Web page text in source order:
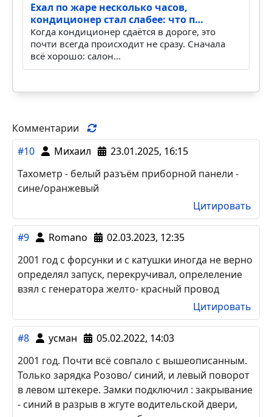
Ехал по жаре несколько часов,
кондиционер стал слабее: что п…
Когда кондиционер сдаётся в дороге, это
почти всегда происходит не сразу. Сначала
всё хорошо: салон…
Комментарии
#10
Михаил
23.01.2025, 16:15
Тахометр - белый разъём приборной панели -
сине/оранжевый
Цитировать
#9 Romano
02.03.2023, 12:35
2001 год с форсунки и с катушки иногда не верно
определял запуск, перекручивал, опрелеление
взял с генератора желто- красный провод
Цитировать
#8 усман
05.02.2022, 14:03
2001 год. Почти всё совпало с вышеописанным.
Только зарядка Розово/ синий, и левый поворот
в левом штекере. Замки подключил : закрывание
- синий в разрыв в жгуте водительской двери,